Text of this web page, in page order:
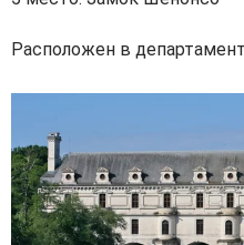
Расположен в